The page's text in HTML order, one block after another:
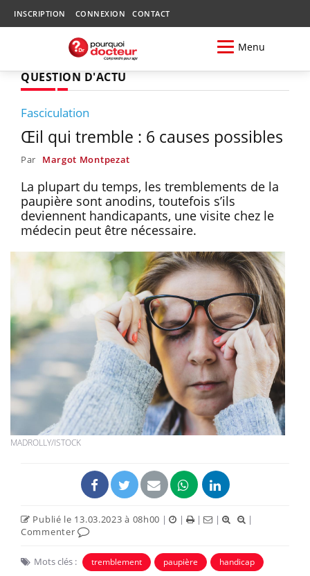
INSCRIPTION CONNEXION CONTACT
Menu
QUESTION D'ACTU
Fasciculation
Œil qui tremble : 6 causes possibles
Par Margot Montpezat
La plupart du temps, les tremblements de la
paupière sont anodins, toutefois s’ils
deviennent handicapants, une visite chez le
médecin peut être nécessaire.
MADROLLY/ISTOCK
Publié le 13.03.2023 à 08h00 | | | |
|
Commenter
Mots clés : tremblement paupière handicap